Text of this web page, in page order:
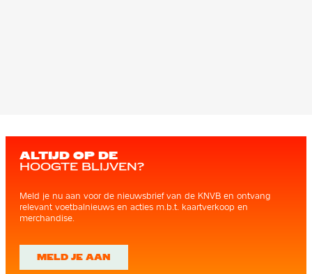
ALTIJD OP DE
HOOGTE BLIJVEN?
Meld je nu aan voor de nieuwsbrief van de KNVB en ontvang
relevant voetbalnieuws en acties m.b.t. kaartverkoop en
merchandise.
MELD JE AAN